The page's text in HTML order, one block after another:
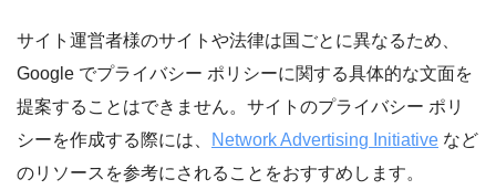
サイト運営者様のサイトや法律は国ごとに異なるため、
Google でプライバシー ポリシーに関する具体的な文面を
提案することはできません。サイトのプライバシー ポリ
シーを作成する際には、
Network Advertising Initiative など
のリソースを参考にされることをおすすめします。